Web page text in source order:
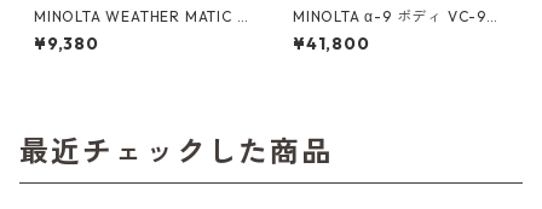
MINOLTA WEATHER MATIC D
¥9,380
MINOLTA α-9 ボディ VC-9付
ミノルタ (61092)
¥41,800
最近チェックした商品